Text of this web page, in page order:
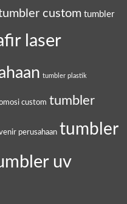
custom tumbler
laser
tumbler plastik
custom tumbler
perusahaan tumbler
uv